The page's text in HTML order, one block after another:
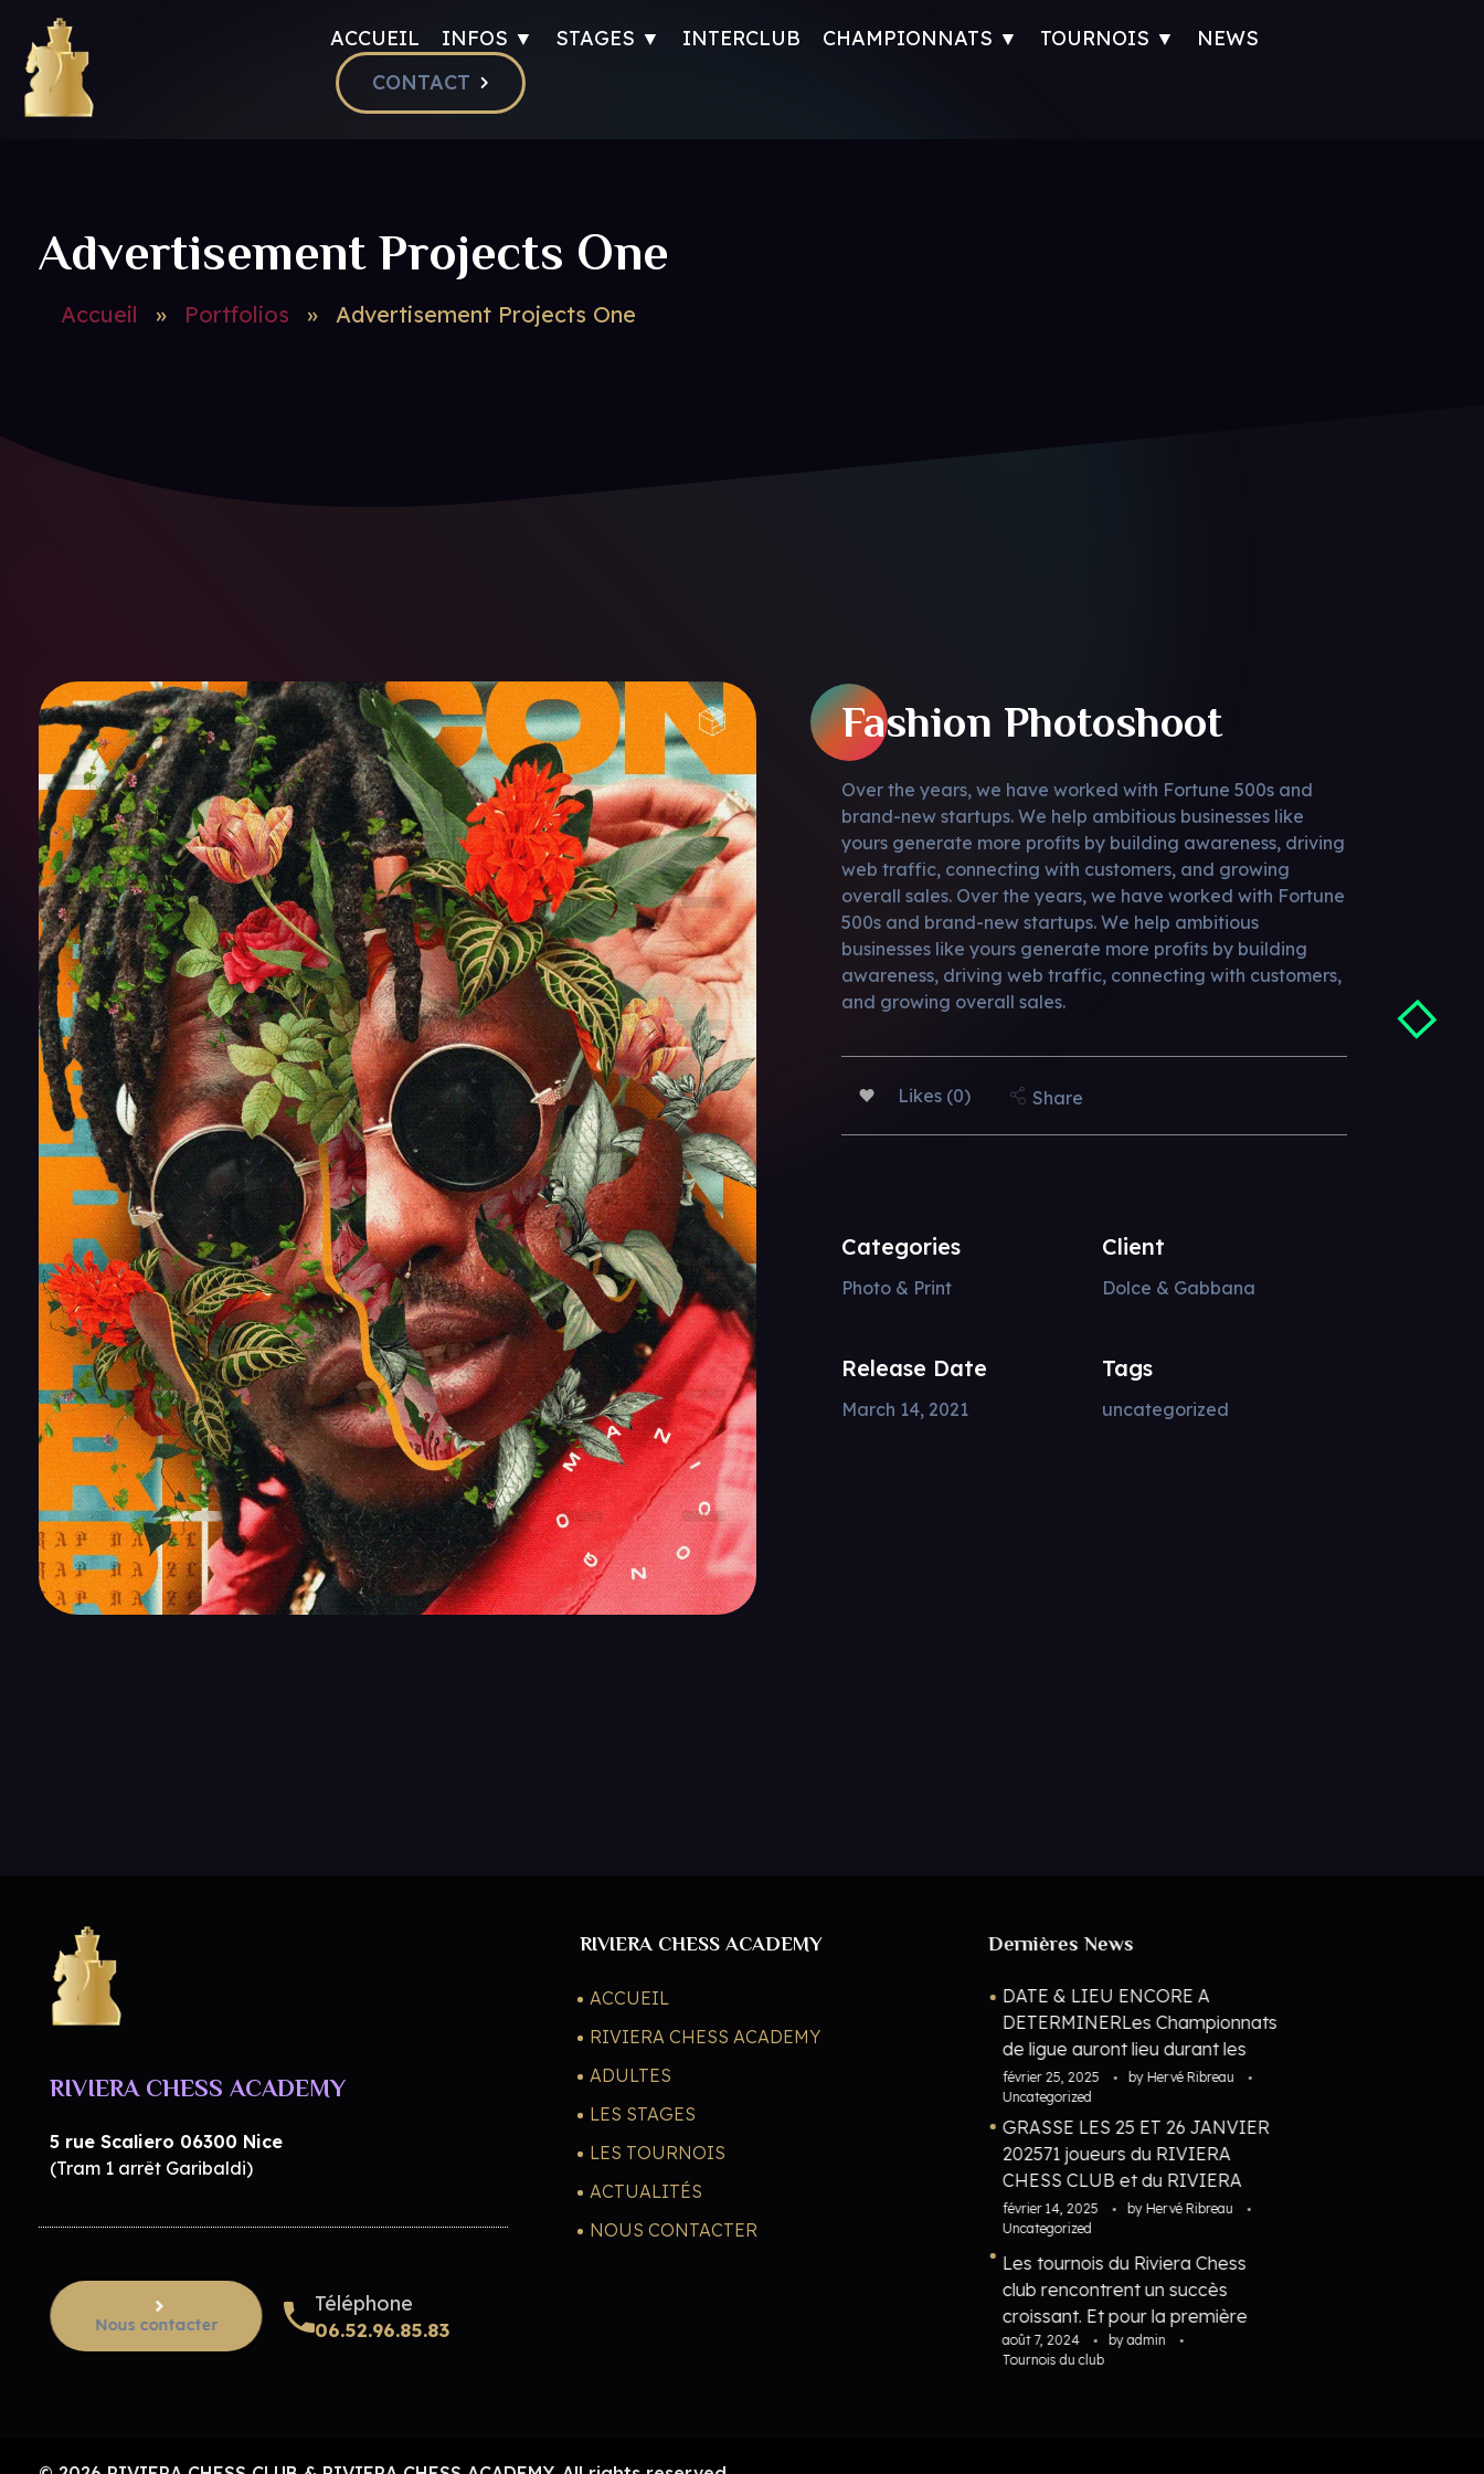
ACCUEIL INFOS ▼ STAGES ▼ INTERCLUB CHAMPIONNATS ▼ TOURNOIS ▼
NEWS
CONTACT
Accueil » Portfolios » Advertisement Projects One
Advertisement Projects One
Fashion Photoshoot
Over the years, we have worked with Fortune 500s and
brand-new startups. We help ambitious businesses like
yours generate more profits by building awareness, driving
web traffic, connecting with customers, and growing
overall sales. Over the years, we have worked with Fortune
500s and brand-new startups. We help ambitious
businesses like yours generate more profits by building
awareness, driving web traffic, connecting with customers,
and growing overall sales.
Likes (0) Share
Categories
Photo & Print
Tags
uncategorized
Client
Dolce & Gabbana
Release Date
March 14, 2021
RIVIERA CHESS ACADEMY
5 rue Scaliero 06300 Nice
(Tram 1 arrêt Garibaldi)
Nous contacter
Téléphone
06.52.96.85.83
RIVIERA CHESS ACADEMY
ACCUEIL
RIVIERA CHESS ACADEMY
ADULTES
LES STAGES
LES TOURNOIS
ACTUALITÉS
NOUS CONTACTER
Dernières News
février 25, 2025 by Hervé Ribreau
Uncategorized
DATE & LIEU ENCORE A
DETERMINERLes Championnats
de ligue auront lieu durant les
vacances de février 2027. Les
dates exactes ainsi que le l ...
février 14, 2025 by Hervé Ribreau
Uncategorized
GRASSE LES 25 ET 26 JANVIER
202571 joueurs du RIVIERA
CHESS CLUB et du RIVIERA
CHESS ACADEMY ont participé
aux championnats
départementaux les 2 ...
août 7, 2024 by admin
Tournois du club
Les tournois du Riviera Chess
club rencontrent un succès
croissant. Et pour la première
fois, nous dépassons la barre des
100 participants: 31 dans le